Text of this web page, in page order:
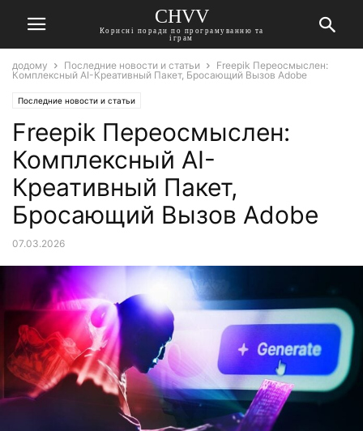
CHVV
Корисні поради по програмуванню та
іграм
додому Последние новости и статьи
Freepik Переосмыслен:
Комплексный AI-Креативный Пакет, Бросающий Вызов Adobe
Последние новости и статьи
Freepik Переосмыслен:
Комплексный AI-
Креативный Пакет,
Бросающий Вызов Adobe
07.03.2026